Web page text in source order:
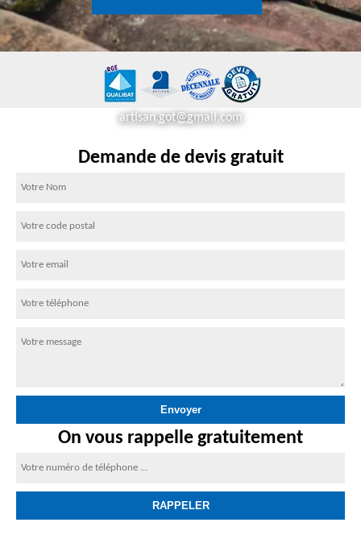
artisan.got@gmail.com
Demande de devis gratuit
On vous rappelle gratuitement